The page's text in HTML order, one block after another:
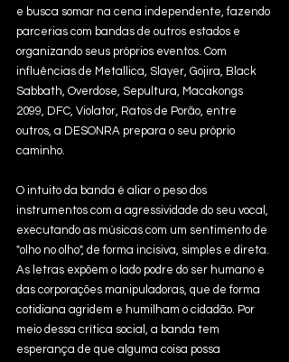
e busca somar na cena independente, fazendo
parcerias com bandas de outros estados e
organizando seus próprios eventos. Com
influências de Metallica, Slayer, Gojira, Black
Sabbath, Overdose, Sepultura, Macakongs
2099, DFC, Violator, Ratos de Porão, entre
outros, a DESONRA prepara o seu próprio
caminho.
O intuito da banda é aliar o peso dos
instrumentos com a agressividade do seu vocal,
executando as músicas com um sentimento de
"olho no olho", de forma incisiva, simples e direta.
As letras expõem o lado podre do ser humano e
das corporações manipuladoras, que de forma
cotidiana agridem e humilham o cidadão. Por
meio dessa crítica social, a banda tem
esperança de que alguma coisa possa